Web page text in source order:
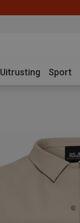
Uitrusting Sport